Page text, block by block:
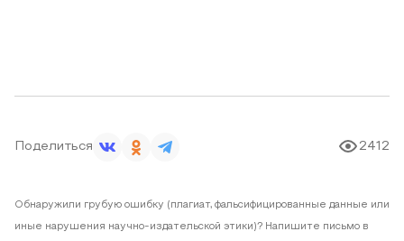
Поделиться 2412
Обнаружили грубую ошибку (плагиат, фальсифицированные данные или
иные нарушения научно-издательской этики)? Напишите письмо в